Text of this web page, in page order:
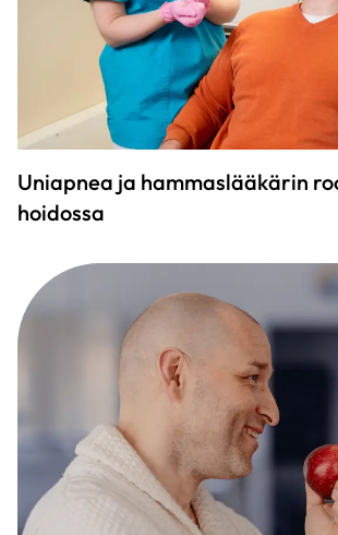
Uniapnea ja hammaslääkärin
hoidossa